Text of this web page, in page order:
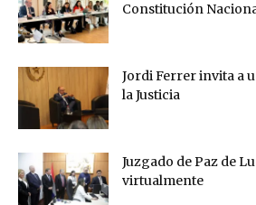
Constitución
Jordi Ferrer invita a
la Justicia
Juzgado de Paz de
virtualmente